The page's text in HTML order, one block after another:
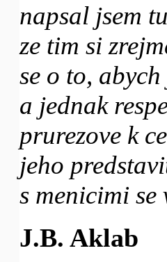
napsal jsem
ze tim si
se o to,
a jednak
prurezove k
jeho
s menicimi se
J.B. Aklab